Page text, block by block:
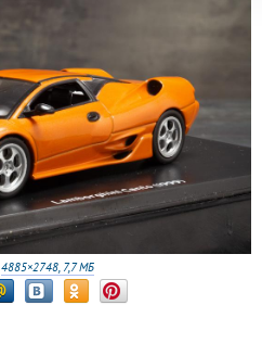
4885×2748, 7,7 МБ